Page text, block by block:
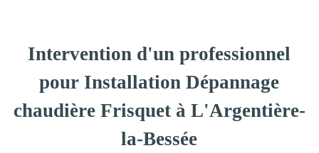
Intervention d'un professionnel
pour Installation Dépannage
chaudière Frisquet à L'Argentière-
la-Bessée